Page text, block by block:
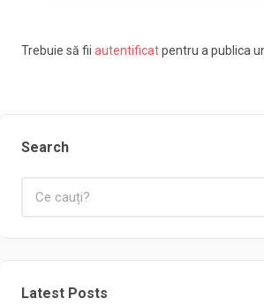
Trebuie să fii autentificatpentru a publica
Search
Latest Posts